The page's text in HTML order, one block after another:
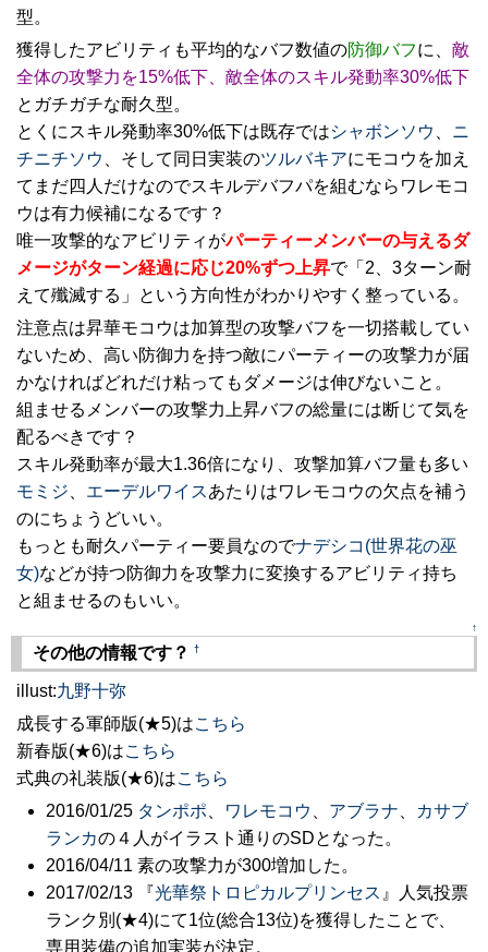
型。
獲得したアビリティも平均的なバフ数値の防御バフに、 敵
全体の攻撃力を15%低下、敵全体のスキル発動率30%低下
とガチガチな耐久型。
とくにスキル発動率30%低下は既存ではシャボンソウ
ニ
チニチソウ
、そして同日実装のツルバキアにモコウを加え
てまだ四人だけなのでスキルデバフパを組むならワレモコ
ウは有力候補になるです？
唯一攻撃的なアビリティがパーティーメンバーの与えるダ
メージがターン経過に応じ20%ずつ上昇で「2、3ターン耐
えて殲滅する」という方向性がわかりやすく整っている。
注意点は昇華モコウは加算型の攻撃バフを一切搭載してい
ないため、高い防御力を持つ敵にパーティーの攻撃力が届
かなければどれだけ粘ってもダメージは伸びないこと。
組ませるメンバーの攻撃力上昇バフの総量には断じて気を
配るべきです？
スキル発動率が最大1.36倍になり、攻撃加算バフ量も多い
モミジ
エーデルワイスあたりはワレモコウの欠点を補う
のにちょうどいい。
もっとも耐久パーティー要員なのでナデシコ(世界花の巫
女)などが持つ防御力を攻撃力に変換するアビリティ持ち
と組ませるのもいい。
↑
その他の情報です？ †
illust:九野十弥
成長する軍師版(★5)はこちら
新春版(★6)はこちら
式典の礼装版(★6)はこちら
2016/01/25 タンポポ ワレモコウ アブラナ
カサブ
ランカの４人がイラスト通りのSDとなった。
2016/04/11 素の攻撃力が300増加した。
2017/02/13 『光華祭トロピカルプリンセス 』人気投票
ランク別(★4)にて1位(総合13位)を獲得したことで、
専用装備の追加実装が決定。